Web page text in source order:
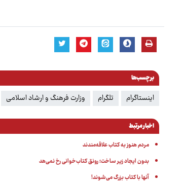
برچسب‌ها
اینستاگرام تلگرام وزارت فرهنگ و ارشاد اسلامی
اخبار مرتبط
مردم هنوز به کتاب علاقه‌مندند
بدون ایجاد زیر ساخت؛ رونق کتاب‌خوانی رخ نمی‌هد
آنها با کتاب بزرگ می‌شوند!